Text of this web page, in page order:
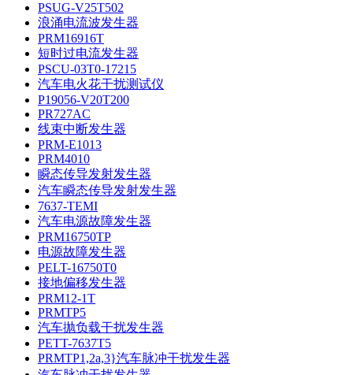
PSUG-V25T502
浪涌电流波发生器
PRM16916T
短时过电流发生器
PSCU-03T0-17215
汽车电火花干扰测试仪
P19056-V20T200
PR727AC
线束中断发生器
PRM-E1013
PRM4010
瞬态传导发射发生器
汽车瞬态传导发射发生器
7637-TEMI
汽车电源故障发生器
PRM16750TP
电源故障发生器
PELT-16750T0
接地偏移发生器
PRM12-1T
PRMTP5
汽车抛负载干扰发生器
PETT-7637T5
PRMTP1,2a,3}汽车脉冲干扰发生器